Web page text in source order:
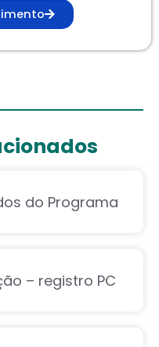
do Programa
– registro PC